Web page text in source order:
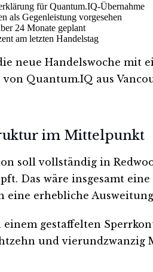
für Quantum.IQ-Übernahme
als Gegenleistung vorgesehen
24 Monate geplant
am letzten Handelstag
neue Handelswoche mit
Quantum.IQ aus
im Mittelpunkt
soll vollständig in
Das wäre insgesamt
eine erhebliche
gestaffelten
und vierundzwanzig